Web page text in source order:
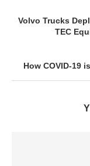
Volvo Trucks
TEC
How COVID-19